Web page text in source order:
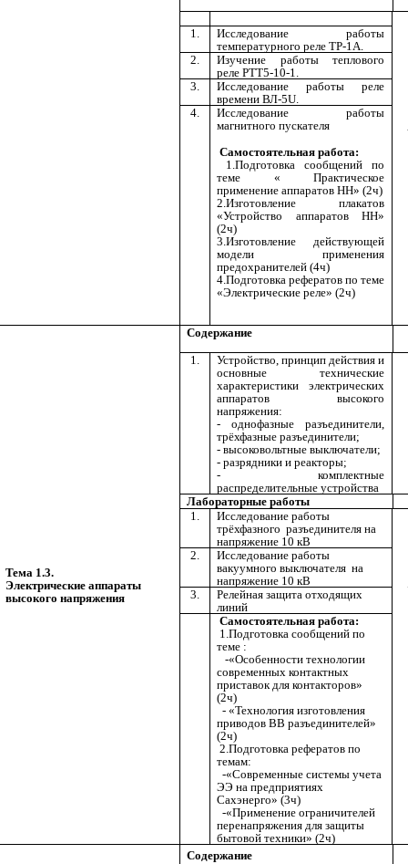
1.
Исследование работы
температурного реле ТР-1А.
2.
Изучение работы теплового
реле РТТ5-10-1.
3.
Исследование работы реле
времени ВЛ-5U.
4.
Исследование работы
магнитного пускателя
Самостоятельная работа:
1.Подготовка сообщений по
теме « Практическое
применение аппаратов НН» (2ч)
2.Изготовление плакатов
«Устройство аппаратов НН»
(2ч)
3.Изготовление действующей
модели применения
предохранителей (4ч)
4.Подготовка рефератов по теме
«Электрические реле» (2ч)
Тема 1.3.
Электрические аппараты
высокого напряжения
Содержание
1.
Устройство, принцип действия и
основные технические
характеристики электрических
аппаратов высокого
напряжения:
- однофазные разъединители,
трёхфазные разъединители;
- высоковольтные выключатели;
- разрядники и реакторы;
- комплектные
распределительные устройства
Лабораторные работы
1.
Исследование работы
трёхфазного разъединителя на
напряжение 10 кВ
2.
Исследование работы
вакуумного выключателя на
напряжение 10 кВ
3.
Релейная защита отходящих
линий
Самостоятельная работа:
1.Подготовка сообщений по
теме :
-«Особенности технологии
современных контактных
приставок для контакторов»
(2ч)
- «Технология изготовления
приводов ВВ разъединителей»
(2ч)
2.Подготовка рефератов по
темам:
-«Современные системы учета
ЭЭ на предприятиях
Сахэнерго» (3ч)
-«Применение ограничителей
перенапряжения для защиты
бытовой техники» (2ч)
Содержание